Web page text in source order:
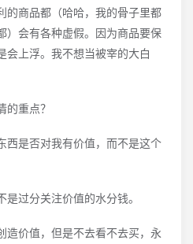
的商品都（哈哈，我的骨子里都
）会有各种虚假。因为商品要保
会上浮。我不想当被宰的大白
重点？
西是否对我有价值，而不是这个
过分关注价值的水分钱。
造价值，但是不去看不去买，永